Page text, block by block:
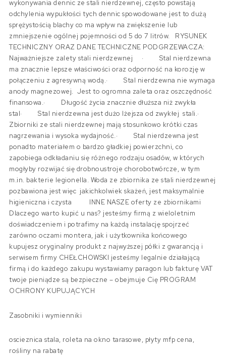
wykonywania dennic ze stali nierdzewnej, często powstają
odchylenia wypukłości tych dennic spowodowane jest to dużą
sprężystością blachy co ma wpływ na zwiększenie lub
zmniejszenie ogólnej pojemności od 5 do 7 litrów. RYSUNEK
TECHNICZNY ORAZ DANE TECHNICZNE PODGRZEWACZA:
Najważniejsze zalety stali nierdzewnej · Stal nierdzewna
ma znacznie lepsze właściwości oraz odporność na korozję w
połączeniu z agresywną wodą.· Stal nierdzewna nie wymaga
anody magnezowej. Jest to ogromna zaleta oraz oszczędność
finansowa.· Długość życia znacznie dłuższa niż zwykła
stal· Stal nierdzewna jest dużo lżejsza od zwykłej stali.·
Zbiorniki ze stali nierdzewnej mają stosunkowo krótki czas
nagrzewania i wysoka wydajność.· Stal nierdzewna jest
ponadto materiałem o bardzo gładkiej powierzchni, co
zapobiega odkładaniu się różnego rodzaju osadów, w których
mogłyby rozwijać się drobnoustroje chorobotwórcze, w tym
m.in. bakterie legionella. Woda ze zbiornika ze stali nierdzewnej
pozbawiona jest więc jakichkolwiek skażeń, jest maksymalnie
higieniczna i czysta INNE NASZE oferty ze zbiornikami
Dlaczego warto kupić u nas? jesteśmy firmą z wieloletnim
doświadczeniem i potrafimy na każdą instalację spojrzeć
zarówno oczami montera, jak i użytkownika końcowego
kupujesz oryginalny produkt z najwyższej półki z gwarancją i
serwisem firmy CHEŁCHOWSKI jesteśmy legalnie działającą
firmą i do każdego zakupu wystawiamy paragon lub fakturę VAT
twoje pieniądze są bezpieczne – obejmuje Cię PROGRAM
OCHRONY KUPUJĄCYCH
Zasobniki i wymienniki
oscieznica stala, roleta na okno tarasowe, płyty mfp cena,
rośliny na rabatę